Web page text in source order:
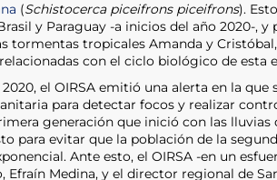
(Schistocerca piceifrons piceifrons).
y Paraguay -a inicios del año 2020-,
tormentas tropicales Amanda y
con el ciclo biológico de esta
el OIRSA emitió una alerta en la
para detectar focos y realizar
generación que inició con las
para evitar que la población de la
Ante esto, el OIRSA -en un
Efraín Medina, y el director regional de